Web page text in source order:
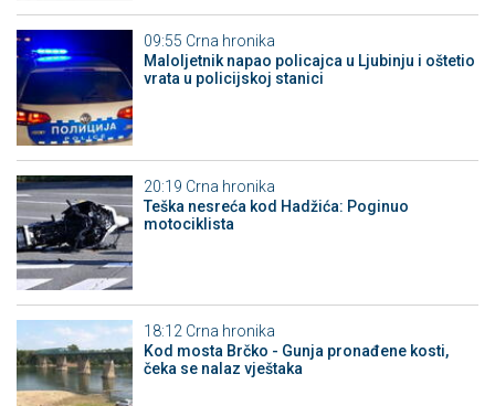
09:55 Crna hronika
Maloljetnik napao policajca u Ljubinju i oštetio
vrata u policijskoj stanici
20:19 Crna hronika
Teška nesreća kod Hadžića: Poginuo
motociklista
18:12 Crna hronika
Kod mosta Brčko - Gunja pronađene kosti,
čeka se nalaz vještaka